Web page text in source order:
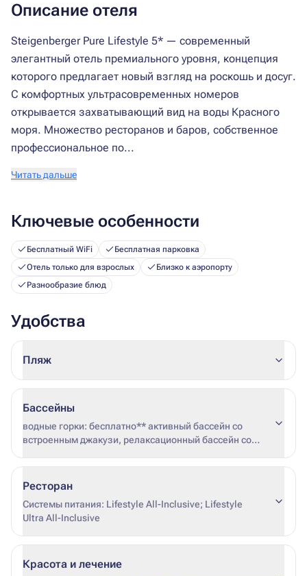
Описание отеля
Steigenberger Pure Lifestyle 5* — современный
элегантный отель премиального уровня, концепция
которого предлагает новый взгляд на роскошь и досуг.
С комфортных ультрасовременных номеров
открывается захватывающий вид на воды Красного
моря. Множество ресторанов и баров, собственное
профессиональное по...
Читать дальше
Ключевые особенности
Бесплатный WiFi
Бесплатная парковка
Отель только для взрослых
Близко к аэропорту
Разнообразие блюд
Удобства
Пляж
Бассейны
водные горки: бесплатно** активный бассейн со
встроенным джакузи, релаксационный бассейн со
зимний период * дата начала и окончания подогрева
не фиксирована (зависит от погодных условий и
загрузки отеля) ** аквапарк – бесплатно, включая
напитки и закуски в отеле Steigenberger Aqua Magic
5* (посещение только в дневное время)
Ресторан
Системы питания: Lifestyle All-Inclusive; Lifestyle
Ultra All-Inclusive
Красота и лечение